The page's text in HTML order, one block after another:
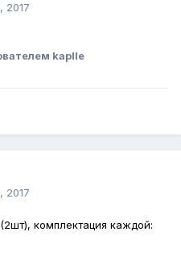
2017
kaplle
2017
комплектация каждой: